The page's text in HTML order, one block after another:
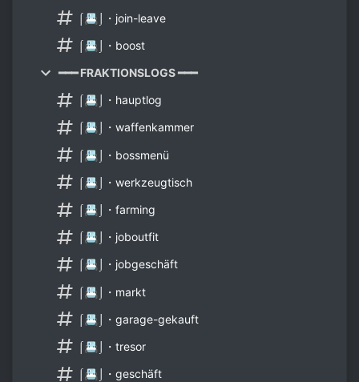
⌠📇⌡・join-leave
⌠📇⌡・boost
━━━ FRAKTIONSLOGS ━━━
⌠📇⌡・hauptlog
⌠📇⌡・waffenkammer
⌠📇⌡・bossmenü
⌠📇⌡・werkzeugtisch
⌠📇⌡・farming
⌠📇⌡・joboutfit
⌠📇⌡・jobgeschäft
⌠📇⌡・markt
⌠📇⌡・garage-gekauft
⌠📇⌡・tresor
⌠📇⌡・geschäft